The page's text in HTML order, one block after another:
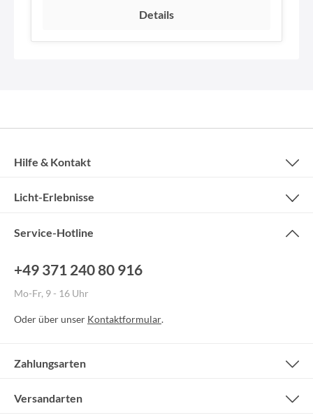
Details
Service-Hotline
+49 371 240 80 916
Mo-Fr, 9 - 16 Uhr
Oder über unser Kontaktformular.
Hilfe & Kontakt
Licht-Erlebnisse
Zahlungsarten
Versandarten